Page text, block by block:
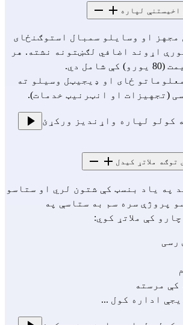
لپاره
مجهز او وسایلو سمبال استوګنځای
اړوند اضافي لګښتونه نشته. هر
شامل دي.
ځای او ډیجیټل وسیلو ته
(تجهیزات او انټرنیټ خدمات).
کولو لپاره واړندیز ورکړئ
ملاتړ کیدل
په یاد بنسټ کې شتون لري او ستاسو
پروژې سره سم به ستاسې په
کې ملاتړ کوي:
رسی
کې مرسته
اداره کول ...